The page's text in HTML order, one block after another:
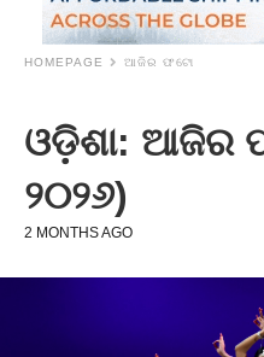
HOMEPAGE ଆଜିର ଫଟୋ
ଓଡ଼ିଶା: ଆଜିର
୨୦୨୬)
2 MONTHS AGO